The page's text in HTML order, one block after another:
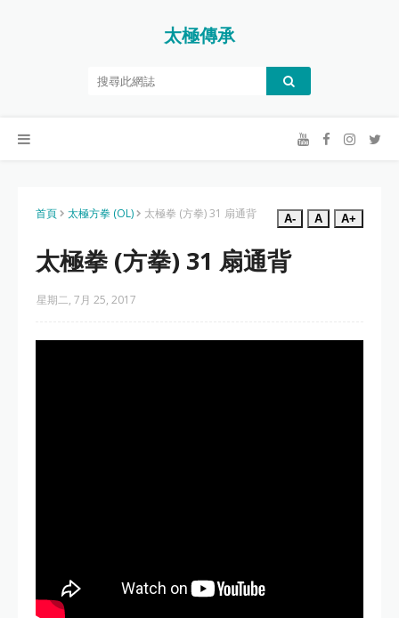
太極傳承
首頁 太極方拳 (OL) 太極拳 (方拳) 31 扇通背 A- A A+
太極拳 (方拳) 31 扇通背
星期二, 7月 25, 2017